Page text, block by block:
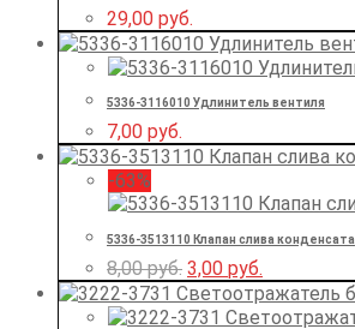
29,00 руб.
5336-3116010 Удлинитель вентиля
7,00 руб.
-63%
5336-3513110 Клапан слива конденсата
8,00руб. 3,00 руб.